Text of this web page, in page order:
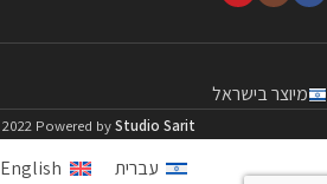
גבוה עם כף היד ומייתרת את השימוש
במגנזיום למניעת החלקה גם בתנאי חום
פורמולה חדשנית רבת מרכיבים
המבטיחה עמידות קיצונית לאורך שנים
אוויר קשה. כמו כן ניתן להגדיל את
מיוצר בישראל
2022 Powered byStudio Sarit
עברית English